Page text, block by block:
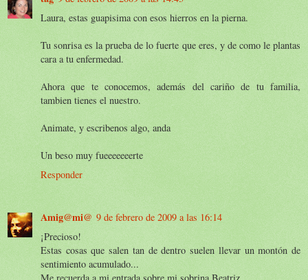
Laura, estas guapisima con esos hierros en la pierna.
Tu sonrisa es la prueba de lo fuerte que eres, y de como le plantas
cara a tu enfermedad.
Ahora que te conocemos, además del cariño de tu familia,
tambien tienes el nuestro.
Animate, y escribenos algo, anda
Un beso muy fueeeeeeerte
Responder
Amig@mi@ 9 de febrero de 2009 a las 16:14
¡Precioso!
Estas cosas que salen tan de dentro suelen llevar un montón de
sentimiento acumulado...